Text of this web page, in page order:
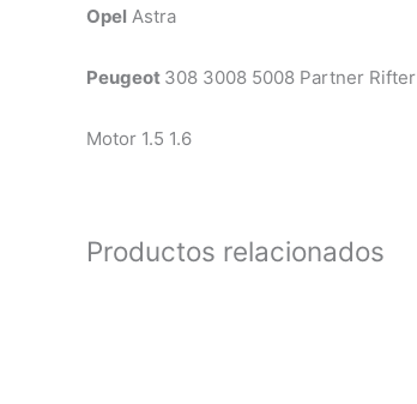
Opel Astra
Peugeot 308 3008 5008 Partner Rifter
Motor 1.5 1.6
Productos relacionados